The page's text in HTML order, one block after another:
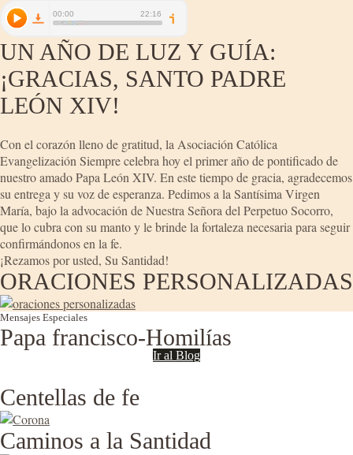
UN AÑO DE LUZ Y GUÍA:
¡GRACIAS, SANTO PADRE
LEÓN XIV!
Con el corazón lleno de gratitud, la Asociación Católica
Evangelización Siempre celebra hoy el primer año de pontificado de
nuestro amado Papa León XIV. En este tiempo de gracia, agradecemos
su entrega y su voz de esperanza. Pedimos a la Santísima Virgen
María, bajo la advocación de Nuestra Señora del Perpetuo Socorro,
que lo cubra con su manto y le brinde la fortaleza necesaria para seguir
confirmándonos en la fe.
¡Rezamos por usted, Su Santidad!
ORACIONES PERSONALIZADAS
Mensajes Especiales
Papa francisco-Homilías
Ir al Blog
Centellas de fe
Caminos a la Santidad